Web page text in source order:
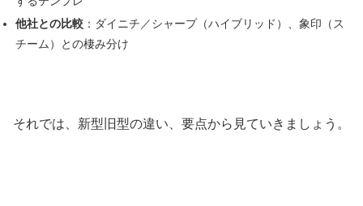
他社との比較：ダイニチ／シャープ（ハイブリッド）、象印（ス
チーム）との棲み分け
それでは、新型旧型の違い、要点から見ていきましょう。